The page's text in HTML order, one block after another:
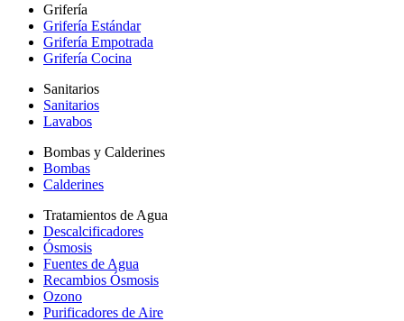
Grifería
Grifería Estándar
Grifería Empotrada
Grifería Cocina
Sanitarios
Sanitarios
Lavabos
Bombas y Calderines
Bombas
Calderines
Tratamientos de Agua
Descalcificadores
Ósmosis
Fuentes de Agua
Recambios Ósmosis
Ozono
Purificadores de Aire